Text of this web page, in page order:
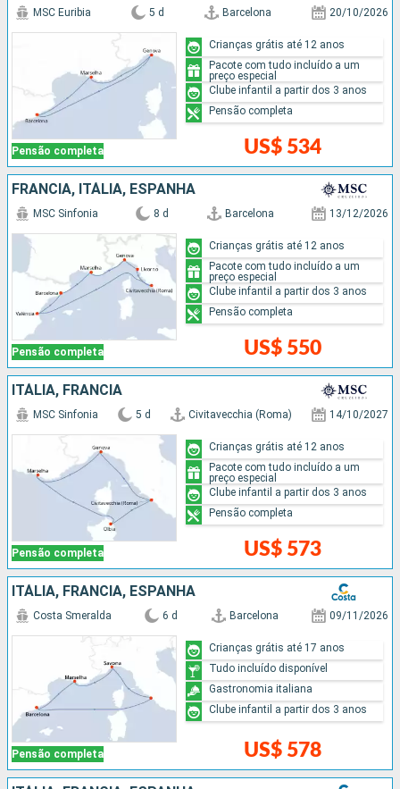
Pensão completa
MSC Euribia 5 d Barcelona 20/10/2026
US$ 534
Crianças grátis até 12 anos
Pacote com tudo incluído a um
preço especial
Clube infantil a partir dos 3 anos
Pensão completa
FRANCIA, ITÁLIA, ESPANHA
Pensão completa
MSC Sinfonia 8 d Barcelona 13/12/2026
US$ 550
Crianças grátis até 12 anos
Pacote com tudo incluído a um
preço especial
Clube infantil a partir dos 3 anos
Pensão completa
ITÁLIA, FRANCIA
Pensão completa
MSC Sinfonia 5 d Civitavecchia (Roma) 14/10/2027
US$ 573
Crianças grátis até 12 anos
Pacote com tudo incluído a um
preço especial
Clube infantil a partir dos 3 anos
Pensão completa
ITÁLIA, FRANCIA, ESPANHA
Pensão completa
Costa Smeralda 6 d Barcelona 09/11/2026
US$ 578
Crianças grátis até 17 anos
Tudo incluído disponível
Gastronomia italiana
Clube infantil a partir dos 3 anos